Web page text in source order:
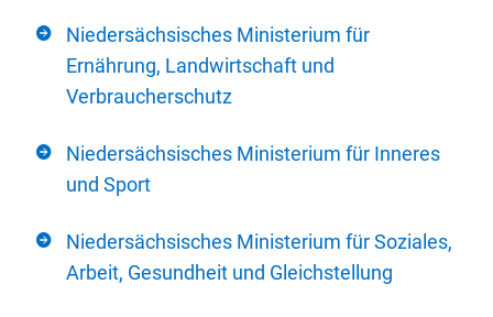
Niedersächsisches Ministerium für
Ernährung, Landwirtschaft und
Verbraucherschutz
Niedersächsisches Ministerium für Inneres
und Sport
Niedersächsisches Ministerium für Soziales,
Arbeit, Gesundheit und Gleichstellung